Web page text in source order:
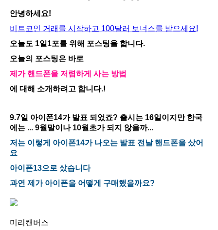
안녕하세요!
비트코인 거래를 시작하고 100달러 보너스를 받으세요!
오늘도 1일1포를 위해 포스팅을 합니다.
오늘의 포스팅은 바로
제가 핸드폰을 저렴하게 사는 방법
에 대해 소개하려고 합니다.!
9.7일 아이폰14가 발표 되었죠? 출시는 16일이지만 한국
에는 ... 9월말이나 10월초가 되지 않을까...
저는 이렇게 아이폰14가 나오는 발표 전날 핸드폰을 샀어
요
아이폰13으로 샀습니다
과연 제가 아이폰을 어떻게 구매했을까요?
미리캔버스